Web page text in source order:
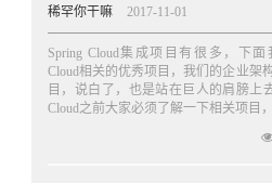
稀罕你干嘛 2017-11-01
Spring Cloud集成项目有很多，下
Cloud相关的优秀项目，我们的企业架
目，说白了，也是站在巨人的肩膀上
Cloud之前大家必须了解一下相关项目